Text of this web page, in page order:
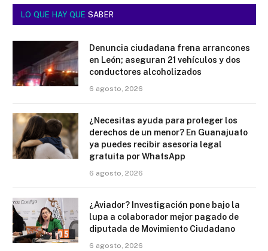
LO QUE HAY QUE SABER
Denuncia ciudadana frena arrancones
en León; aseguran 21 vehículos y dos
conductores alcoholizados
6 agosto, 2026
¿Necesitas ayuda para proteger los
derechos de un menor? En Guanajuato
ya puedes recibir asesoría legal
gratuita por WhatsApp
6 agosto, 2026
¿Aviador? Investigación pone bajo la
lupa a colaborador mejor pagado de
diputada de Movimiento Ciudadano
6 agosto, 2026